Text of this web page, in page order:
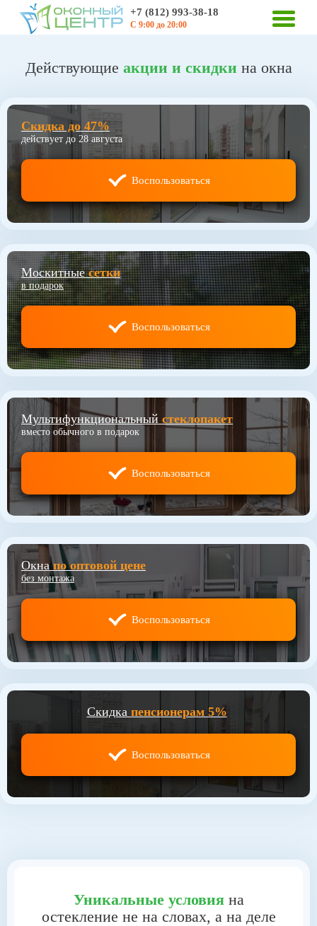
+7 (812) 993-38-18
С 9:00 до 20:00
Действующие акции и скидки на окна
Скидка до 47%
действует до 28 августа
Воспользоваться
Москитныесетки
в подарок
Воспользоваться
Мультифункциональный стеклопакет
вместо обычного в подарок
Воспользоваться
Окнапо оптовой цене
без монтажа
Воспользоваться
Скидка пенсионерам 5%
Воспользоваться
Уникальные условия на
остекление не на словах, а на деле